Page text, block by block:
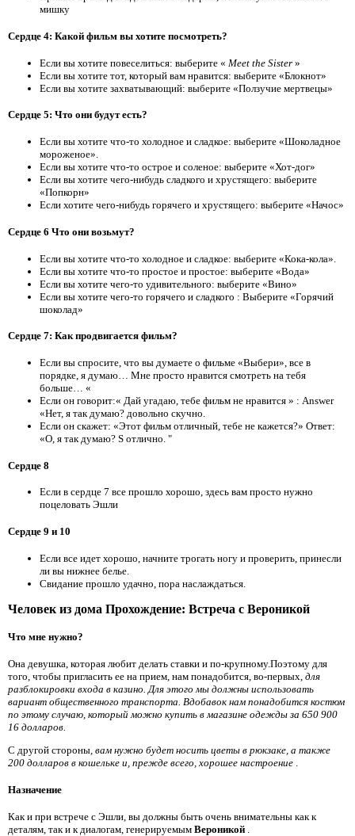
мишку
Сердце 4: Какой фильм вы хотите посмотреть?
Если вы хотите повеселиться: выберите « Meet the Sister »
Если вы хотите тот, который вам нравится: выберите «Блокнот»
Если вы хотите захватывающий: выберите «Ползучие мертвецы»
Сердце 5: Что они будут есть?
Если вы хотите что-то холодное и сладкое: выберите «Шоколадное
мороженое».
Если вы хотите что-то острое и соленое: выберите «Хот-дог»
Если вы хотите чего-нибудь сладкого и хрустящего: выберите
«Попкорн»
Если хотите чего-нибудь горячего и хрустящего: выберите «Начос»
Сердце 6 Что они возьмут?
Если вы хотите что-то холодное и сладкое: выберите «Кока-кола».
Если вы хотите что-то простое и простое: выберите «Вода»
Если вы хотите чего-то удивительного: выберите «Вино»
Если вы хотите чего-то горячего и сладкого : Выберите «Горячий
шоколад»
Сердце 7: Как продвигается фильм?
Если вы спросите, что вы думаете о фильме «Выбери», все в
порядке, я думаю… Мне просто нравится смотреть на тебя
больше… «
Если он говорит:« Дай угадаю, тебе фильм не нравится » : Answer
«Нет, я так думаю? довольно скучно.
Если он скажет: «Этот фильм отличный, тебе не кажется?» Ответ:
«О, я так думаю? S отлично. "
Сердце 8
Если в сердце 7 все прошло хорошо, здесь вам просто нужно
поцеловать Эшли
Сердце 9 и 10
Если все идет хорошо, начните трогать ногу и проверить, принесли
ли вы нижнее белье.
Свидание прошло удачно, пора наслаждаться.
Человек из дома Прохождение: Встреча с Вероникой
Что мне нужно?
Она девушка, которая любит делать ставки и по-крупному.Поэтому для
того, чтобы пригласить ее на прием, нам понадобится, во-первых, для
разблокировки входа в казино. Для этого мы должны использовать
вариант общественного транспорта. Вдобавок нам понадобится костюм
по этому случаю, который можно купить в магазине одежды за 650 900
16 долларов.
С другой стороны, вам нужно будет носить цветы в рюкзаке, а также
200 долларов в кошельке и, прежде всего, хорошее настроение .
Назначение
Как и при встрече с Эшли, вы должны быть очень внимательны как к
деталям, так и к диалогам, генерируемым Вероникой